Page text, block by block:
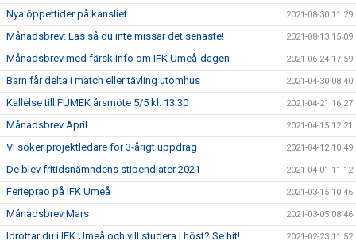
Nya öppettider på kansliet 2021-08-30 11:29
Månadsbrev: Läs så du inte missar det senaste! 2021-08-13 15:09
Månadsbrev med färsk info om IFK Umeå-dagen 2021-06-24 17:59
Barn får delta i match eller tävling utomhus 2021-04-30 08:40
Kallelse till FUMEK årsmöte 5/5 kl. 13:30 2021-04-21 16:27
Månadsbrev April 2021-04-15 12:21
Vi söker projektledare för 3-årigt uppdrag 2021-04-12 10:49
De blev fritidsnämndens stipendiater 2021 2021-04-01 11:12
Ferieprao på IFK Umeå 2021-03-15 10:46
Månadsbrev Mars 2021-03-05 08:46
Idrottar du i IFK Umeå och vill studera i höst? Se hit! 2021-02-23 11:52